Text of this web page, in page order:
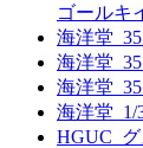
ゴールキ
海洋堂
海洋堂
海洋堂
海洋堂_1/
HGUC_